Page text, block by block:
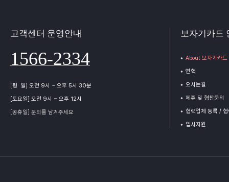
고객센터 운영안내
1566-2334
[평 일] 오전 9시 ~ 오후 5시 30분
[토요일] 오전 9시 ~ 오후 12시
[공휴일] 문의를 남겨주세요
보자기카드
About 보자기카드
연혁
오시는길
제휴 및 협찬문의
협력업체 등록 /
입사지원